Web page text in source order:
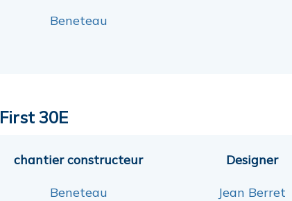
Beneteau
First 30E
chantier constructeur
Beneteau
Designer
Jean Berret